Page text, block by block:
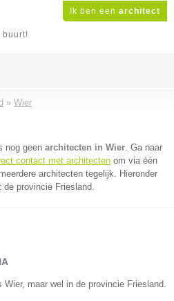
Ik ben een architect
buurt!
» Wier
nog geen architecten in Wier. Ga naar
contact met architecten om via één
architecten tegelijk. Hieronder
de provincie Friesland.
Wier, maar wel in de provincie Friesland.